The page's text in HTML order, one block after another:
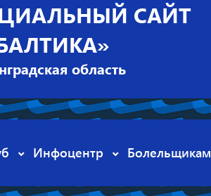
САЙТ
область
Инфоцентр Болельщикам